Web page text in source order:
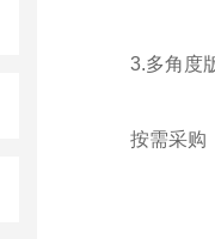
3.多角度
按需采购